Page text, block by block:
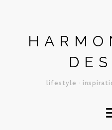
lifestyle ·